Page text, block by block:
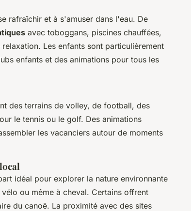
rafraîchir et à s'amuser dans l'eau. De
avec toboggans, piscines chauffées,
Les enfants sont particulièrement
enfants et des animations pour tous les
des terrains de volley, de football, des
le tennis ou le golf. Des animations
les vacanciers autour de moments
idéal pour explorer la nature environnante
ou même à cheval. Certains offrent
du canoë. La proximité avec des sites